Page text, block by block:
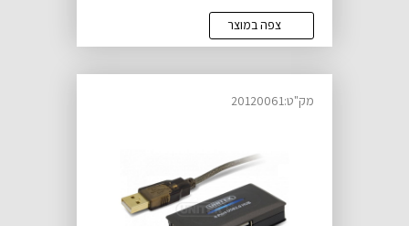
צפה במוצר
מק"ט:20120061